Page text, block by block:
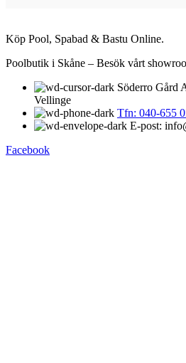
Köp Pool, Spabad & Bastu Online.
Poolbutik i Skåne – Besök vårt
Söderro Gård
Vellinge
Tfn: 040-655
E-post:
Facebook